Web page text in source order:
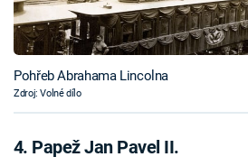
Pohřeb Abrahama Lincolna
Zdroj: Volné dílo
4. Papež Jan Pavel II.